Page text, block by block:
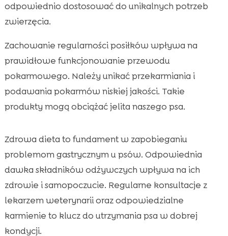
odpowiednio dostosować do unikalnych potrzeb
zwierzęcia.
Zachowanie regularności posiłków wpływa na
prawidłowe funkcjonowanie przewodu
pokarmowego. Należy unikać przekarmiania i
podawania pokarmów niskiej jakości. Takie
produkty mogą obciążać jelita naszego psa.
Zdrowa dieta to fundament w zapobieganiu
problemom gastrycznym u psów. Odpowiednia
dawka składników odżywczych wpływa na ich
zdrowie i samopoczucie. Regularne konsultacje z
lekarzem weterynarii oraz odpowiedzialne
karmienie to klucz do utrzymania psa w dobrej
kondycji.